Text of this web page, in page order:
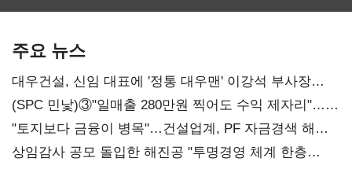
주요 뉴스
대우건설, 신임 대표에 '정통 대우맨' 이강석 부사장
내정
(SPC 민낯)③"일매출 280만원 찍어도 수익 제자리"…
점주 울리는 '상시 할인'
"토지보다 금융이 병목"…건설업계, PF 자금경색 해소
목소리
상임감사 공모 돌입한 해진공 "투명경영 체계 한층